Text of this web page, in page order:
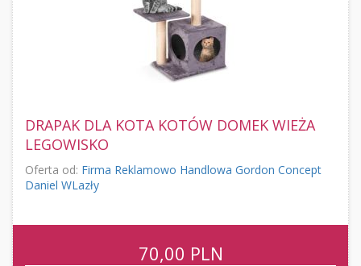
DRAPAK DLA KOTA KOTÓW DOMEK WIEŻA
LEGOWISKO
Oferta od: Firma Reklamowo Handlowa Gordon Concept
Daniel WLazły
70,00 PLN